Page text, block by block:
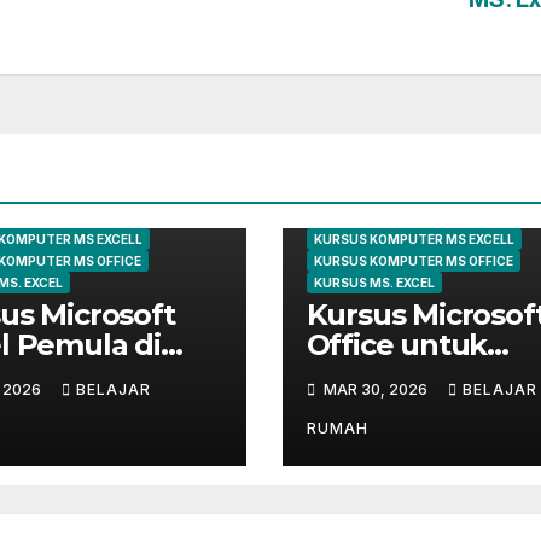
MS EXCELL
MS OFFICE
EXCEL
Microsoft
Pemula di
| Belajar
Sampai
2026 BELAJAR
KURSUS KOMPUTER MS EXCELL
KURSUS KOMPUTER MS OFFICE
KURSUS MS. EXCEL
Kursus
Office untuk
Administrasi
Perkantoran di
Cileungsi
MAR 30, 2026 BELAJAR
RUMAH